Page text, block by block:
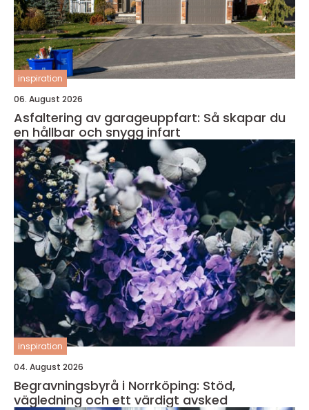
inspiration
06. August 2026
Asfaltering av garageuppfart: Så skapar du
en hållbar och snygg infart
inspiration
04. August 2026
Begravningsbyrå i Norrköping: Stöd,
vägledning och ett värdigt avsked